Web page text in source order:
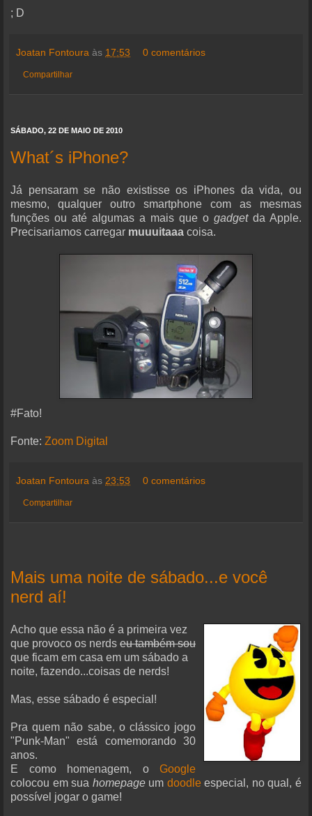
; D
Joatan Fontoura às 17:53 0 comentários
Compartilhar
SÁBADO, 22 DE MAIO DE 2010
What´s iPhone?
Já pensaram se não existisse os iPhones da vida, ou
mesmo, qualquer outro smartphone com as mesmas
funções ou até algumas a mais que o gadget da Apple.
Precisariamos carregar muuuitaaa coisa.
#Fato!
Fonte: Zoom Digital
Joatan Fontoura às 23:53 0 comentários
Compartilhar
Mais uma noite de sábado...e você
nerd aí!
Acho que essa não é a primeira vez
que provoco os nerds eu também sou
que ficam em casa em um sábado a
noite, fazendo...coisas de nerds!
Mas, esse sábado é especial!
Pra quem não sabe, o clássico jogo
"Punk-Man" está comemorando 30
anos.
E como homenagem, o Google
colocou em sua homepageum doodleespecial, no qual, é
possível jogar o game!